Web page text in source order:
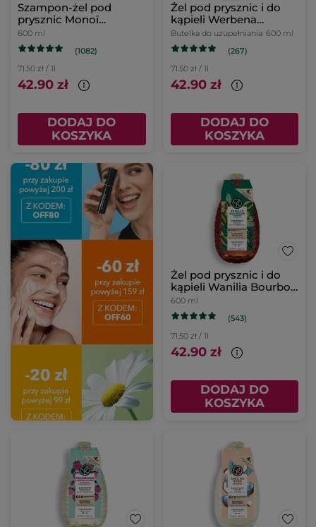
Szampon-żel pod
prysznic Monoï
uzupełniacz
600 ml
(1082)
71.50 zł / 1l
42.90 zł
DODAJ DO
KOSZYKA
Żel pod prysznic i do
kąpieli Werbena
cytrynowa & Kwiat
rumianku uzupełniacz
Butelka do uzupełniania 600 ml
(267)
71.50 zł / 1l
42.90 zł
DODAJ DO
KOSZYKA
Żel pod prysznic i do
kąpieli Wanilia Bourbon
uzupełniacz
600 ml
(543)
71.50 zł / 1l
42.90 zł
DODAJ DO
KOSZYKA